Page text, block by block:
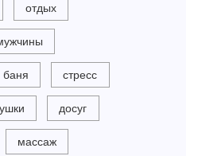
отдых
баня стресс
досуг
массаж